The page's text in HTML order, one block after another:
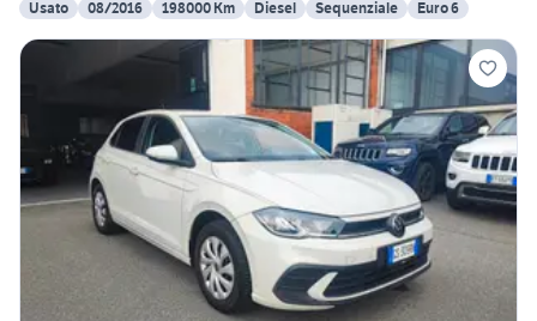
Usato 08/2016 198000 Km Diesel Sequenziale Euro 6